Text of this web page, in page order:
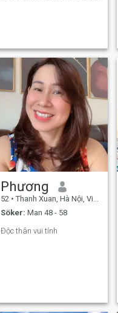
Phương
52 • Thanh Xuan, Hà Nội, Vietnam
Söker: Man 48 - 58
Độc thân vui tính